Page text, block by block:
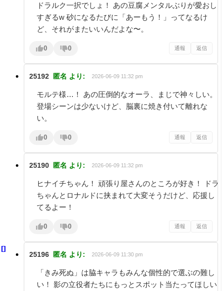
ドラルク一択でしょ！ あの豆腐メンタルぶりが愛おし
すぎるw 砂になるたびに「あーもう！」ってなるけ
ど、それがまたいいんだよな〜。
0 0 通報 返信
25192 匿名 より: 2026-06-09 11:32 pm
モルテ様…！ あの圧倒的なオーラ、まじで神々しい。
登場シーンは少ないけど、脳裏に焼き付いて離れな
い。
0 0 通報 返信
25190 匿名 より: 2026-06-09 11:32 pm
ヒナイチちゃん！ 頑張り屋さんのところが好き！ ドラ
ちゃんとロナルドに挟まれて大変そうだけど、応援し
てるよー！
0 0 通報 返信
25196 匿名 より: 2026-06-09 11:30 pm
「きみ死ぬ」は脇キャラもみんな個性的で選ぶの難し
い！ 影の立役者たちにもっとスポット当たってほしい